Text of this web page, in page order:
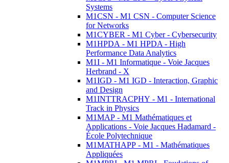
Systems
M1CSN - M1 CSN - Computer Science
for Networks
M1CYBER - M1 Cyber - Cybersecurity
M1HPDA - M1 HPDA - High
Performance Data Analytics
M1I - M1 Informatique - Voie Jacques
Herbrand - X
M1IGD - M1 IGD - Interaction, Graphic
and Design
M1INTTRACPHY - M1 - International
Track in Physics
M1MAP - M1 Mathématiques et
Applications - Voie Jacques Hadamard -
École Polytechnique
M1MATHAPP - M1 - Mathématiques
Appliquées